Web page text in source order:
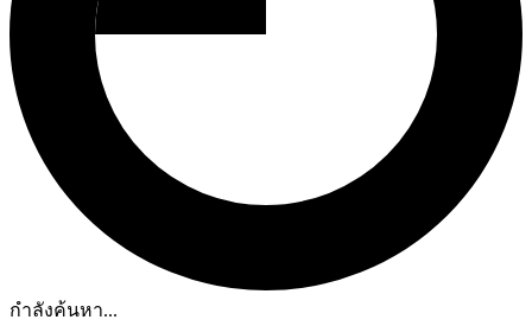
กำลังค้นหา...